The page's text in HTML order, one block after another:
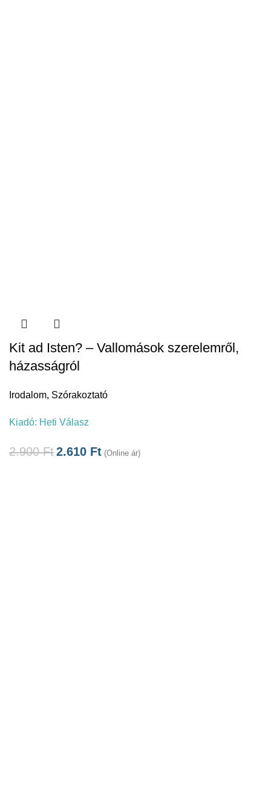
Kit ad Isten? – Vallomások szerelemről,
házasságról
Irodalom, Szórakoztató
Kiadó: Heti Válasz
2.900Ft2.610 Ft (Online ár)